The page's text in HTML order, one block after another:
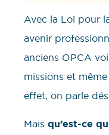
Avec la Loi pour
avenir
anciens OPCA
missions et
effet, on parle
Mais qu’est-ce